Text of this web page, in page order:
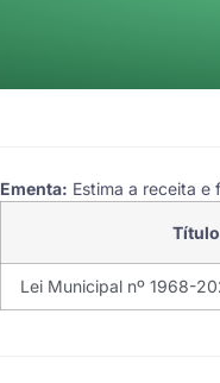
Ementa: Estima a receita
Título
Lei Municipal nº 1968-